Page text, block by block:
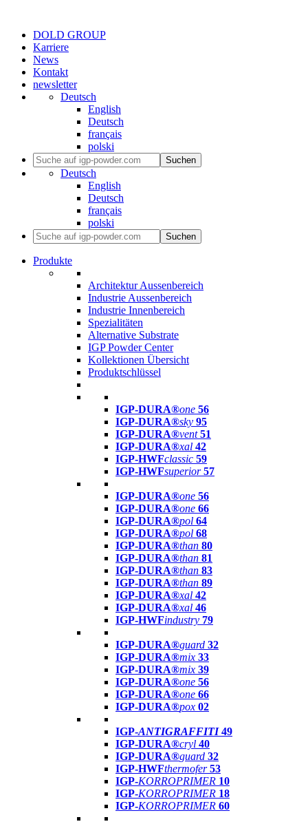
DOLD GROUP
Karriere
News
Kontakt
newsletter
Deutsch
English
Deutsch
français
polski
Suchen
Deutsch
English
Deutsch
français
polski
Suchen
Produkte
Architektur Aussenbereich
Industrie Aussenbereich
Industrie Innenbereich
Spezialitäten
Alternative Substrate
IGP Powder Center
Kollektionen Übersicht
Produktschlüssel
IGP-DURA®one 56
IGP-DURA®sky 95
IGP-DURA®vent 51
IGP-DURA®xal 42
IGP-HWFclassic 59
IGP-HWFsuperior 57
IGP-DURA®one 56
IGP-DURA®one 66
IGP-DURA®pol 64
IGP-DURA®pol 68
IGP-DURA®than 80
IGP-DURA®than 81
IGP-DURA®than 83
IGP-DURA®than 89
IGP-DURA®xal 42
IGP-DURA®xal 46
IGP-HWFindustry 79
IGP-DURA®guard 32
IGP-DURA®mix 33
IGP-DURA®mix 39
IGP-DURA®one 56
IGP-DURA®one 66
IGP-DURA®pox 02
IGP-ANTIGRAFFITI49
IGP-DURA®cryl 40
IGP-DURA®guard 32
IGP-HWFthermofer 53
IGP-KORROPRIMER 10
IGP-KORROPRIMER 18
IGP-KORROPRIMER 60